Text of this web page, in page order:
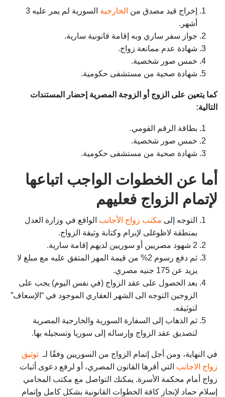
إخراج قيد مصدق من الخارجية
السورية لم يمر عليه 3
أشهر.
جواز سفر ساري وبه إقامة قانونية سارية.
شهادة عدم ممانعة زواج.
خمس صور شخصية.
شهادة صحية من مستشفى حكومية.
كما يتعين على الزوج أو الزوجة المصرية إحضار المستندات
التالية:
بطاقة الرقم القومي.
خمس صور شخصية.
شهادة صحية من مستشفى حكومية.
أما عن الخطوات الواجب اتباعها
لإتمام الزواج فعليهم
التوجه إلى مكتب زواج الأجانب الواقع في وزارة العدل
بمنطقة لاظوغلى لإبرام وكتابة وثيقة الزواج.
2 شهود مصريين أو سوريين لديهم إقامة سارية.
ثم دفع رسوم 2% من قيمة المهر المتفق عليه مع مبلغ لا
يزيد عن 175 جنيه مصري.
بعد الحصول على عقد الزواج (في نفس اليوم) يجب على
الزوجين التوجه الى الشهر العقاري الموجود في “الإسعاف”
لتوثيقه.
ثم الذهاب إلى السفارة السورية والخارجية المصرية
لتصديق عقد الزواج وإرساله إلى سوريا وتسجيله بها.
في النهاية، ومن أجل إتمام الزواج من السوريين وفقًا لـ توثيق
زواج الاجانب التي أقرها القانون المصري، أو لرفع دعوى أثبات
زواج أمام محكمة الأسرة. يمكنك التواصل مع مكتب المحامي
إسلام حماد لإنجاز كافة الخطوات القانونية بشكل كامل وإتمام